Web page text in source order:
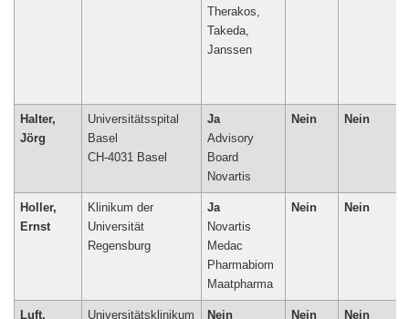
Therakos,
Takeda,
Janssen
Halter,
Jörg
Universitätsspital
Basel
CH-4031 Basel
Ja
Advisory
Board
Novartis
Nein Nein
Holler,
Ernst
Klinikum der
Universität
Regensburg
Ja
Novartis
Medac
Pharmabiom
Maatpharma
Nein Nein
Luft, Universitätsklinikum Nein Nein Nein